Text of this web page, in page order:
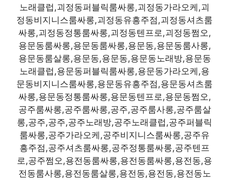
노래클럽,괴정동퍼블릭룸싸롱,괴정동가라오케,괴
정동비지니스룸싸롱,괴정동유흥주점,괴정동셔츠룸
싸롱,괴정동정통룸싸롱,괴정동텐프로,괴정동쩜오,
용문동룸싸롱,용문동룸싸롱,용문동,용문동룸사롱,
용문동룸살롱,용문동,용문동,용문동노래방,용문동
노래클럽,용문동퍼블릭룸싸롱,용문동가라오케,용
문동비지니스룸싸롱,용문동유흥주점,용문동셔츠룸
싸롱,용문동정통룸싸롱,용문동텐프로,용문동쩜오,
공주룸싸롱,공주룸싸롱,공주,공주룸사롱,공주룸살
롱,공주,공주,공주노래방,공주노래클럽,공주퍼블릭
룸싸롱,공주가라오케,공주비지니스룸싸롱,공주유
흥주점,공주셔츠룸싸롱,공주정통룸싸롱,공주텐프
로,공주쩜오,용전동룸싸롱,용전동룸싸롱,용전동,용
전동룸사롱,용전동룸살롱,용전동,용전동,용전동노